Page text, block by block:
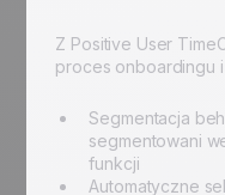
Z Positive User
proces onboardingu
Segmentacja
segmentowani
funkcji
Automatyczne